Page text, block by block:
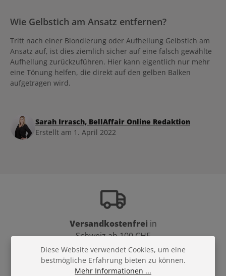
Wie Gelbstich am Ansatz entfernen?
Tritt nach einer Blondierung oder Aufhellung Gelbstich am
Ansatz auf, ist dies ziemlich sicher auf eine falsch gewählte
Aufhellung zurückzuführen. Hier kann eigentlich nur mehr
eine Tönung helfen, die direkt auf den gelben Balken
aufgetragen wird.
Sarah Irrasch, BellAffair Online Redaktion
Erstellt am 1. April 2022
Versandkostenfrei in
Schweiz ab 100 CHF
Diese Website verwendet Cookies, um eine
bestmögliche Erfahrung bieten zu können.
Mehr Informationen ...